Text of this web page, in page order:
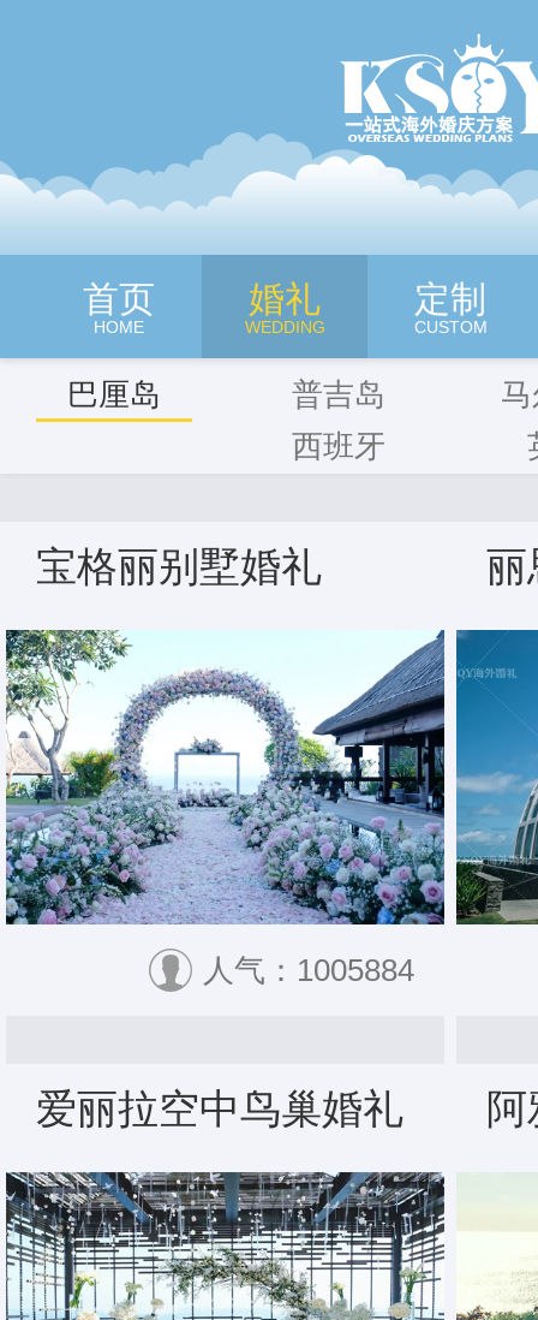
深圳旷世奇缘海外婚纱摄影
首页
HOME
婚礼
WEDDING
定制
CUSTOM
巴厘岛 普吉岛
西班牙
宝格丽别墅婚礼
人气：1005884
丽
爱丽拉空中鸟巢婚礼